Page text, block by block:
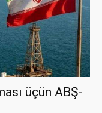
üçün ABŞ-